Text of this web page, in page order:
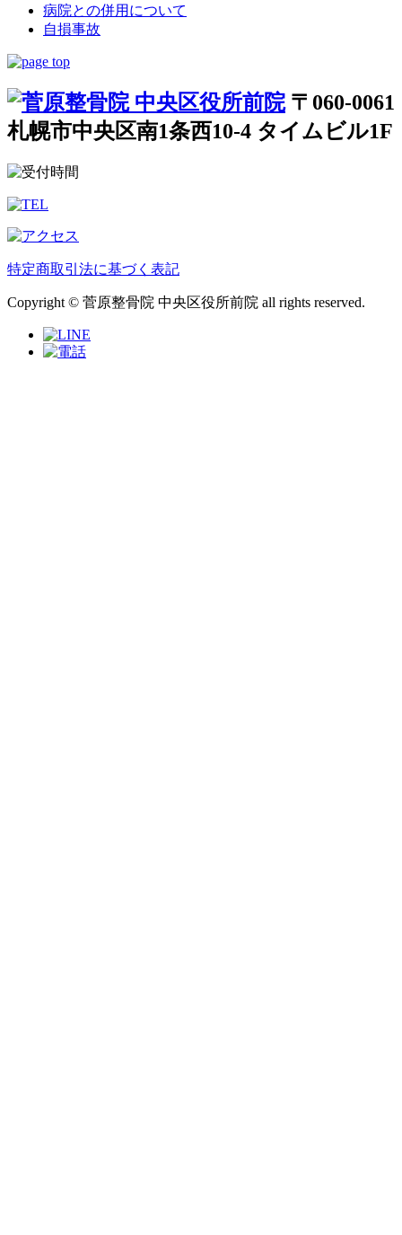
病院との併用について
自損事故
〒060-0061
札幌市中央区南1条西10-4 タイムビル1F
特定商取引法に基づく表記
Copyright © 菅原整骨院 中央区役所前院 all rights reserved.